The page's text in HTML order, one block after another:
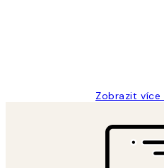
Zobrazit více